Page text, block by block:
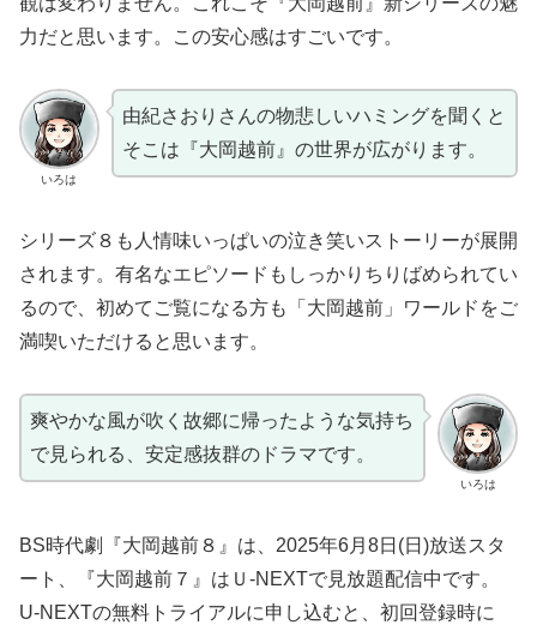
力だと思います。この安心感はすごいです。
いろは
由紀さおりさんの物悲しいハミングを聞くと
そこは『大岡越前』の世界が広がります。
シリーズ８も人情味いっぱいの泣き笑いストーリーが展開
されます。有名なエピソードもしっかりちりばめられてい
るので、初めてご覧になる方も「大岡越前」ワールドをご
満喫いただけると思います。
いろは
爽やかな風が吹く故郷に帰ったような気持ち
で見られる、安定感抜群のドラマです。
BS時代劇『大岡越前８』は、2025年6月8日(日)放送スタ
ート、『大岡越前７』はＵ-NEXTで見放題配信中です。
U-NEXTの無料トライアルに申し込むと、初回登録時に